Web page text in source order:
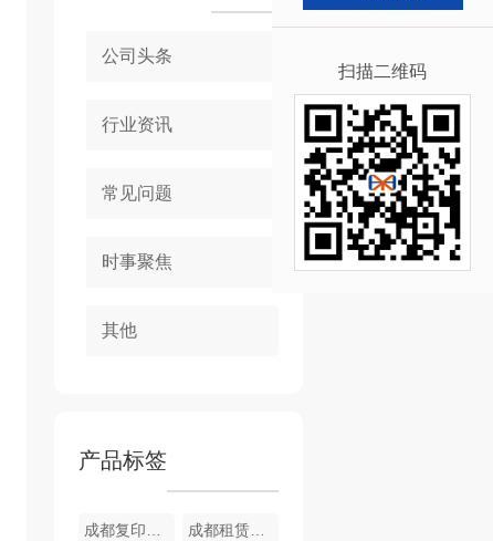
公司头条
行业资讯
常见问题
时事聚焦
其他
产品标签
成都复印机租赁服务 BH550i 成都租赁黑白复印机 BH454e
扫描二维码